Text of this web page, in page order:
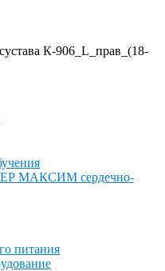
К-906_L_прав_(18-
МАКСИМ сердечно-
питания